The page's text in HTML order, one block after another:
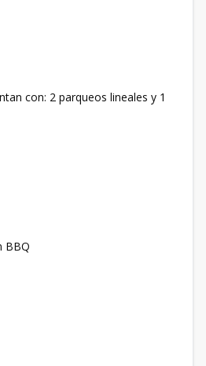
con: 2 parqueos lineales y 1
BBQ